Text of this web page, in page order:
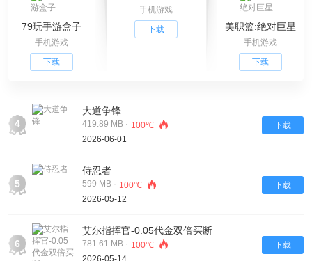
79玩手游盒子
手机游戏
下载
手机游戏
下载
美职篮:绝对巨星
手机游戏
下载
4
大道争锋
419.89 MB · 100℃
2026-06-01
下载
5
侍忍者
599 MB · 100℃
2026-05-12
下载
6
艾尔指挥官-0.05代金双倍买断
781.61 MB · 100℃
2026-05-14
下载